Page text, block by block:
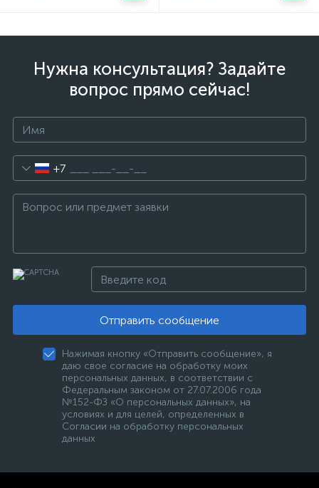
Нужна консультация? Задайте
вопрос прямо сейчас!
+7
Отправить сообщение
Нажимая кнопку «Отправить сообщение», я
даю свое согласие на обработку моих
персональных данных, в соответствии с
Федеральным законом от 27.07.2006 года
№152-ФЗ «О персональных данных», на
условиях и для целей, определенных в
Согласии на обработку персональных
данных